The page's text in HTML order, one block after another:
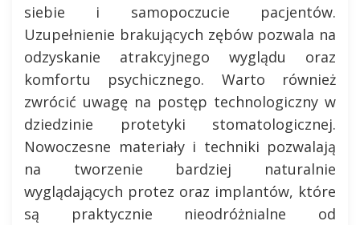
siebie i samopoczucie pacjentów.
Uzupełnienie brakujących zębów pozwala na
odzyskanie atrakcyjnego wyglądu oraz
komfortu psychicznego. Warto również
zwrócić uwagę na postęp technologiczny w
dziedzinie protetyki stomatologicznej.
Nowoczesne materiały i techniki pozwalają
na tworzenie bardziej naturalnie
wyglądających protez oraz implantów, które
są praktycznie nieodróżnialne od